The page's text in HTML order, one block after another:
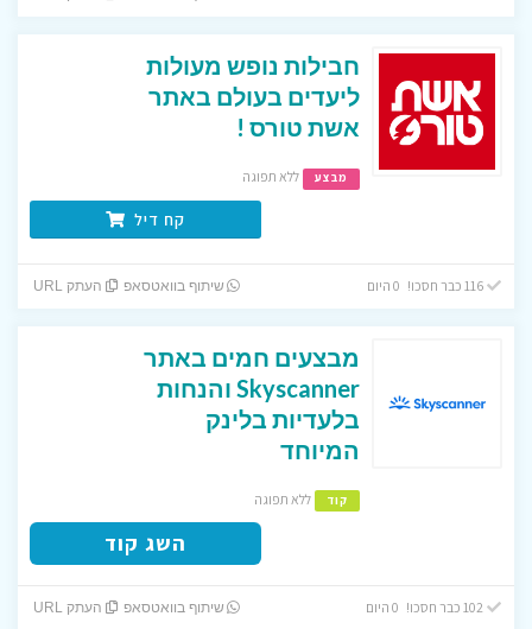
חבילות נופש מעולות
ליעדים בעולם באתר
אשת טורס !
מבצע ללא תפוגה
קח דיל
116 כבר חסכו! 0 היום שיתוף בוואטסאפ העתק URL
מבצעים חמים באתר
Skyscanner והנחות
בלעדיות בלינק
המיוחד
קוד ללא תפוגה
השג קוד
שיתוף בוואטסאפ העתק URL